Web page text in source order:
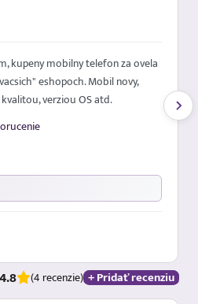
4.8 (4 recenzie) + Pridať recenziu